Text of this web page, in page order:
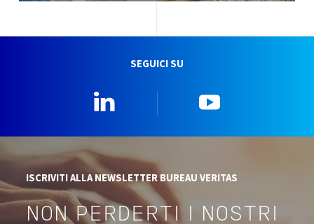
SEGUICI SU
ISCRIVITI ALLA NEWSLETTER BUREAU VERITAS
NON PERDERTI I NOSTRI